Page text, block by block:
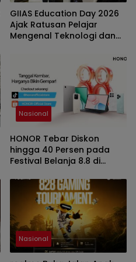
GIIAS Education Day 2026
Ajak Ratusan Pelajar
Mengenal Teknologi dan
Nasional
HONOR Tebar Diskon
hingga 40 Persen pada
Festival Belanja 8.8 di
Nasional